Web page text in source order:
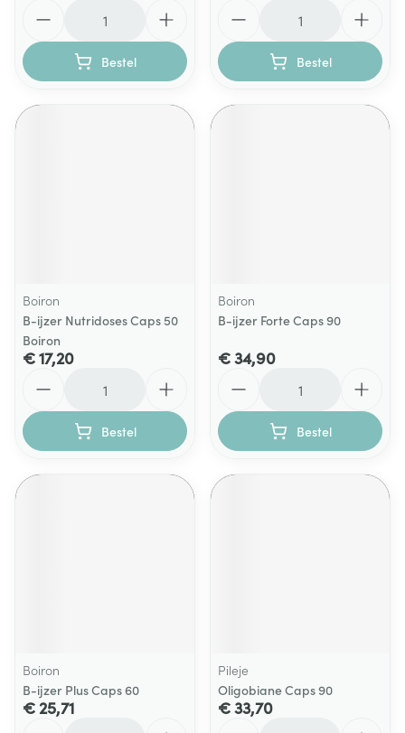
Bestel Bestel
Boiron
B-ijzer Nutridoses Caps 50
Boiron
€ 17,20
Bestel
Boiron
B-ijzer Forte Caps 90
€ 34,90
Bestel
Boiron
B-ijzer Plus Caps 60
€ 25,71
Pileje
Oligobiane Caps 90
€ 33,70